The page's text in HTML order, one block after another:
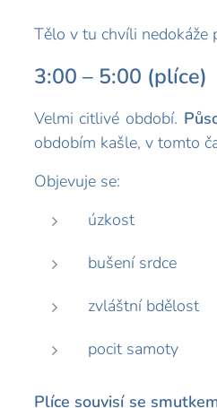
Tělo v tu chvíli nedokáže
3:00 – 5:00 (plíce)
Velmi citlivé období.
obdobím kašle, v tomto
Objevuje se:
úzkost
bušení srdce
zvláštní bdělost
pocit samoty
Plíce souvisí se